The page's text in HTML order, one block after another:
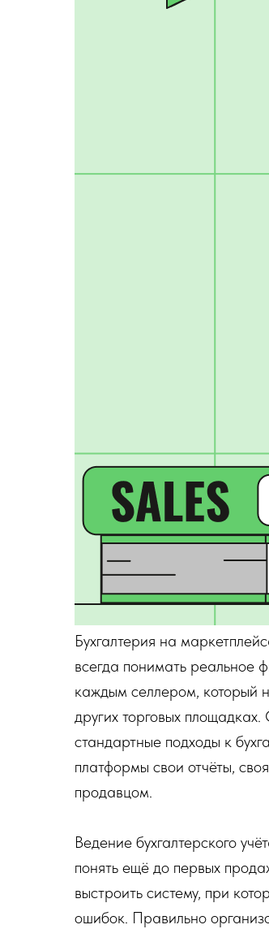
Бухгалтерия на
всегда понимать реальное
каждым селлером, который
других торговых
стандартные подходы к
платформы свои отчёты,
продавцом.
Ведение бухгалтерского
понять ещё до первых
выстроить систему, при
ошибок. Правильно